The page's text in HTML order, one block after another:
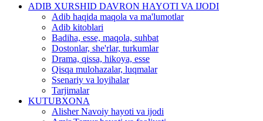
ADIB XURSHID DAVRON HAYOTI VA IJODI
Adib haqida maqola va ma'lumotlar
Adib kitoblari
Badiha, esse, maqola, suhbat
Dostonlar, she'rlar, turkumlar
Drama, qissa, hikoya, esse
Qisqa mulohazalar, luqmalar
Ssenariy va loyihalar
Tarjimalar
KUTUBXONA
Alisher Navoiy hayoti va ijodi